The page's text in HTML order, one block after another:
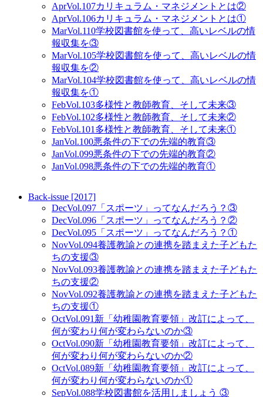
AprVol.107カリキュラム・マネジメントとは②
AprVol.106カリキュラム・マネジメントとは①
MarVol.110学校図書館を使って、高いレベルの情
報収集を③
MarVol.105学校図書館を使って、高いレベルの情
報収集を②
MarVol.104学校図書館を使って、高いレベルの情
報収集を①
FebVol.103多様性と教師教育、そして未来③
FebVol.102多様性と教師教育、そして未来②
FebVol.101 多様性と教師教育、そして未来①
JanVol.100悪条件の下での先端的教育③
JanVol.099悪条件の下での先端的教育②
JanVol.098悪条件の下での先端的教育①
Back-issue [2017]
DecVol.097 「スポーツ」ってなんだろう？③
DecVol.096 「スポーツ」ってなんだろう？②
DecVol.095 「スポーツ」ってなんだろう？①
NovVol.094養護教諭との連携を踏まえた子どもた
ちの支援③
NovVol.093養護教諭との連携を踏まえた子どもた
ちの支援②
NovVol.092養護教諭との連携を踏まえた子どもた
ちの支援①
OctVol.091 新「幼稚園教育要領」改訂によって、
何が変わり何が変わらないのか③
OctVol.090新「幼稚園教育要領」改訂によって、
何が変わり何が変わらないのか②
OctVol.089新「幼稚園教育要領」改訂によって、
何が変わり何が変わらないのか①
SepVol.088学校図書館を活用しましょう ③